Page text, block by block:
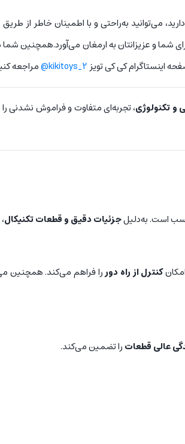
دارید، می‌توانید به‌راحتی و با اطمینان خاطر از طریق
شما و عزیزانتان به ارمغان می‌آورد.همچنین شما
اینستاگرام کی کی تویزkikitoys_2@ مراجعه
و تکنولوژی، تجربه‌ای متفاوت و فراموش‌ نشدنی
است. به‌دلیلجزئیات دقیق و قطعات تکنیکال
کنترل از راه دوررا فراهم می‌کند. همچنین
عالی قطعات را تضمین می‌کند.